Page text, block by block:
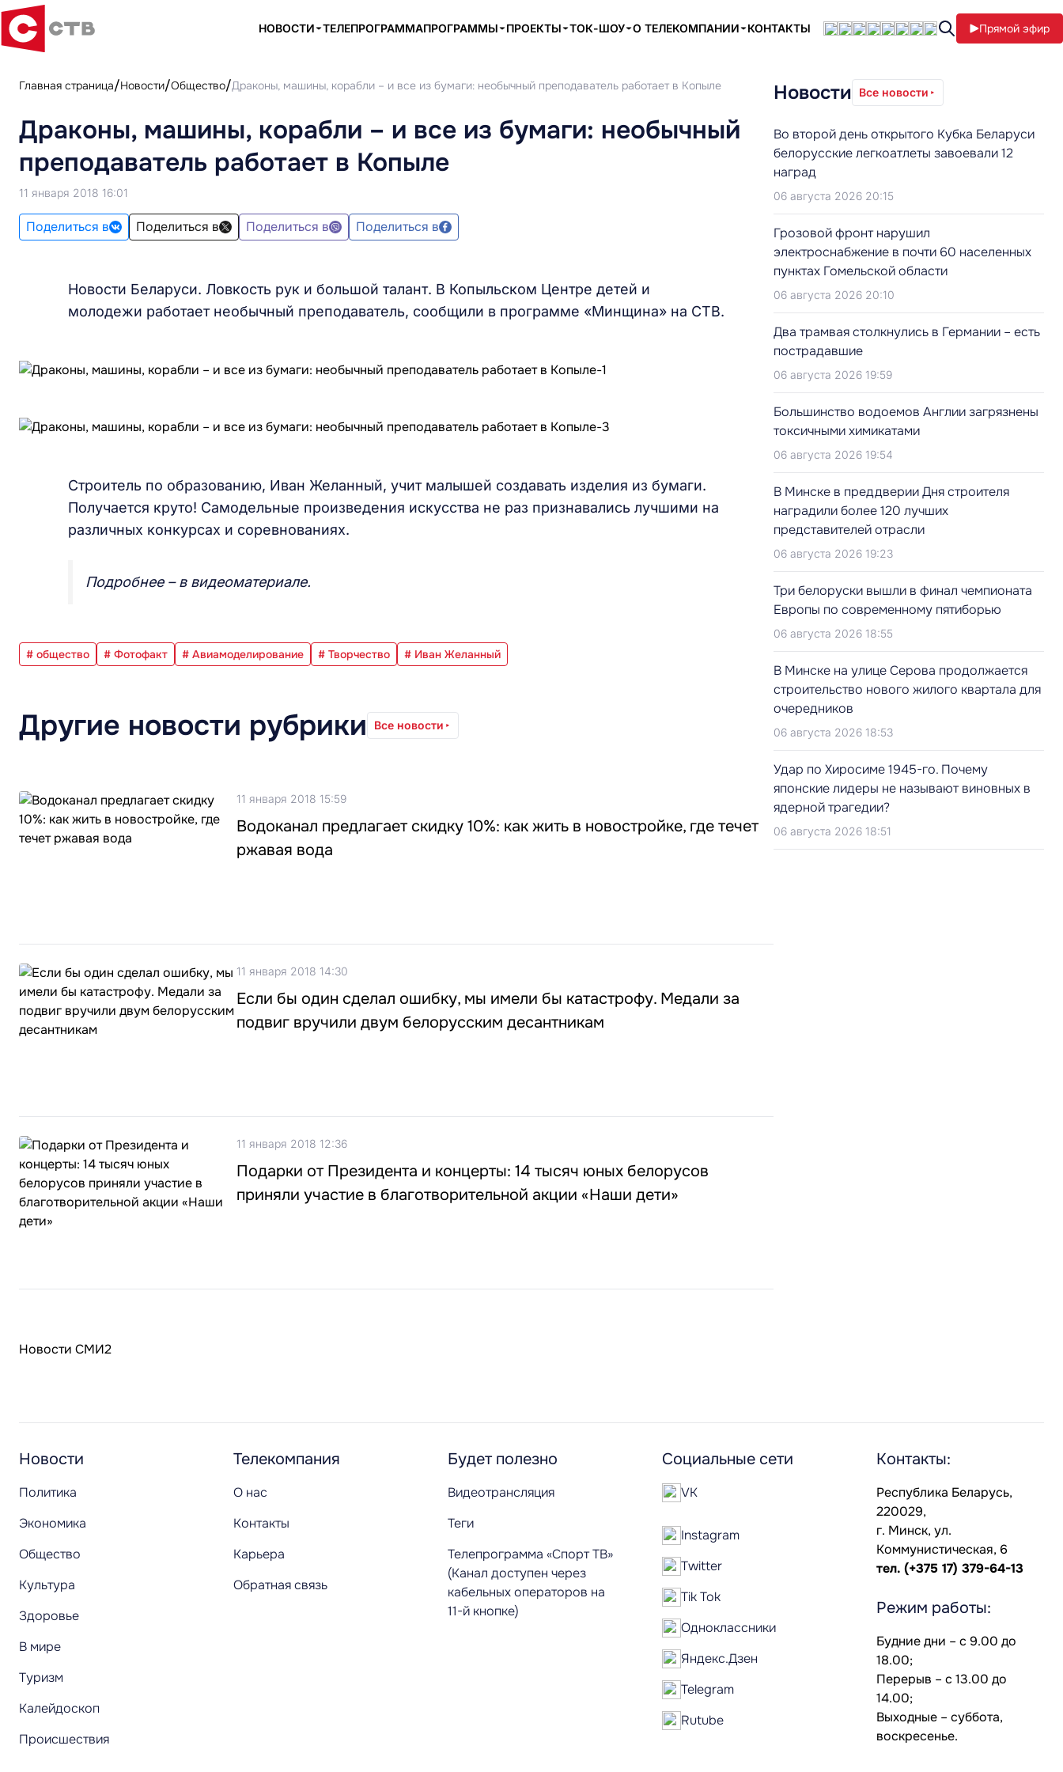
НОВОСТИ ТЕЛЕПРОГРАММАПРОГРАММЫ ПРОЕКТЫ ТОК-ШОУ О ТЕЛЕКОМПАНИИ КОНТАКТЫ Прямой эфир
Главная страница Новости Общество Драконы, машины, корабли – и все из бумаги: необычный преподаватель работает в Копыле
Драконы, машины, корабли – и все из бумаги: необычный
преподаватель работает в Копыле
11 января 2018 16:01
Поделиться в Поделиться в Поделиться в Поделиться в
Новости Беларуси. Ловкость рук и большой талант. В Копыльском Центре детей и
молодежи работает необычный преподаватель, сообщили в программе «Минщина» на СТВ.
Строитель по образованию, Иван Желанный, учит малышей создавать изделия из бумаги.
Получается круто! Самодельные произведения искусства не раз признавались лучшими на
различных конкурсах и соревнованиях.
Подробнее – в видеоматериале.
# общество # Фотофакт # Авиамоделирование # Творчество # Иван Желанный
Другие новости рубрики Все новости
11 января 2018 15:59
Водоканал предлагает скидку 10%: как жить в новостройке, где течет
ржавая вода
11 января 2018 14:30
Если бы один сделал ошибку, мы имели бы катастрофу. Медали за
подвиг вручили двум белорусским десантникам
11 января 2018 12:36
Подарки от Президента и концерты: 14 тысяч юных белорусов
приняли участие в благотворительной акции «Наши дети»
Новости СМИ2
Новости Все новости
Во второй день открытого Кубка Беларуси
белорусские легкоатлеты завоевали 12
наград
06 августа 2026 20:15
Грозовой фронт нарушил
электроснабжение в почти 60 населенных
пунктах Гомельской области
06 августа 2026 20:10
Два трамвая столкнулись в Германии – есть
пострадавшие
06 августа 2026 19:59
Большинство водоемов Англии загрязнены
токсичными химикатами
06 августа 2026 19:54
В Минске в преддверии Дня строителя
наградили более 120 лучших
представителей отрасли
06 августа 2026 19:23
Три белоруски вышли в финал чемпионата
Европы по современному пятиборью
06 августа 2026 18:55
В Минске на улице Серова продолжается
строительство нового жилого квартала для
очередников
06 августа 2026 18:53
Удар по Хиросиме 1945-го. Почему
японские лидеры не называют виновных в
ядерной трагедии?
06 августа 2026 18:51
Новости
Политика
Экономика
Общество
Культура
Здоровье
В мире
Туризм
Калейдоскоп
Происшествия
Телекомпания
О нас
Контакты
Карьера
Обратная связь
Будет полезно
Видеотрансляция
Теги
Телепрограмма «Спорт ТВ»
(Канал доступен через
кабельных операторов на
11-й кнопке)
Социальные сети
VK
Instagram
Twitter
Tik Tok
Одноклассники
Яндекс.Дзен
Telegram
Rutube
Контакты:
Республика Беларусь,
220029,
г. Минск, ул.
Коммунистическая, 6
тел. (+375 17) 379-64-13
Режим работы:
Будние дни – с 9.00 до
18.00;
Перерыв – с 13.00 до
14.00;
Выходные – суббота,
воскресенье.